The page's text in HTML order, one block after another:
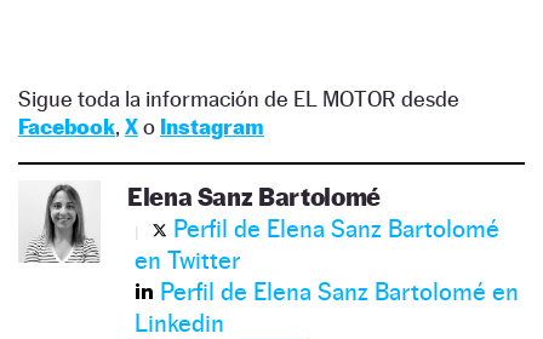
Sigue toda la información de EL MOTOR desde
Facebook, Xo Instagram
Elena Sanz Bartolomé
Perfil de Elena Sanz Bartolomé
en Twitter
Perfil de Elena Sanz Bartolomé en
Linkedin